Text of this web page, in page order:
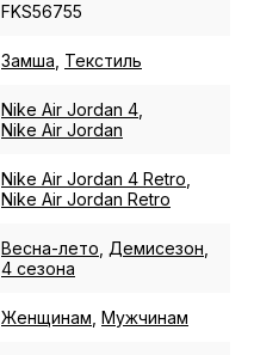
FKS56755
Замша Текстиль
Nike Air Jordan 4
Nike Air Jordan
Nike Air Jordan 4 Retro
Nike Air Jordan Retro
Весна-лето Демисезон
4 сезона
Женщинам Мужчинам